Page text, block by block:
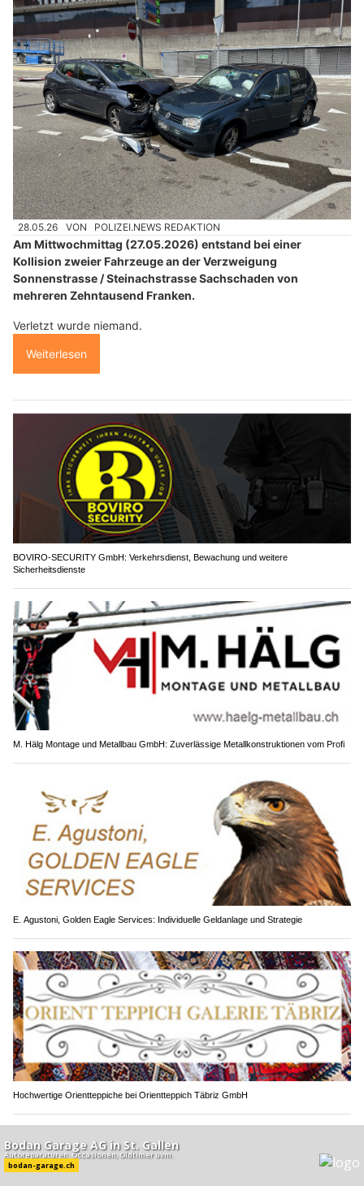
28.05.26 VON POLIZEI.NEWS REDAKTION
Am Mittwochmittag (27.05.2026) entstand bei einer
Kollision zweier Fahrzeuge an der Verzweigung
Sonnenstrasse / Steinachstrasse Sachschaden von
mehreren Zehntausend Franken.
Verletzt wurde niemand.
Weiterlesen
BOVIRO-SECURITY GmbH: Verkehrsdienst, Bewachung und weitere
Sicherheitsdienste
M. Hälg Montage und Metallbau GmbH: Zuverlässige Metallkonstruktionen vom Profi
E. Agustoni, Golden Eagle Services: Individuelle Geldanlage und Strategie
Hochwertige Orientteppiche bei Orientteppich Täbriz GmbH
Kollision auf Verzweigung Heiligkreuz